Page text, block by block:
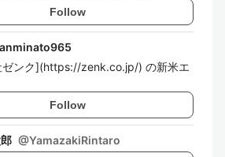
Follow
ゼンク](https://zenk.co.jp/) の新米エ
Follow
@YamazakiRintaro